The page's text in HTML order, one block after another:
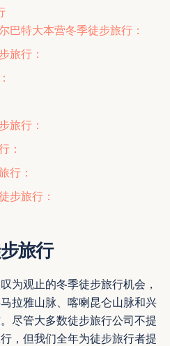
巴特大本营冬季徒步旅行：
旅行：
旅行：
：
行：
步旅行：
旅行
为观止的冬季徒步旅行机会，
拉雅山脉、喀喇昆仑山脉和兴
尽管大多数徒步旅行公司不提
，但我们全年为徒步旅行者提